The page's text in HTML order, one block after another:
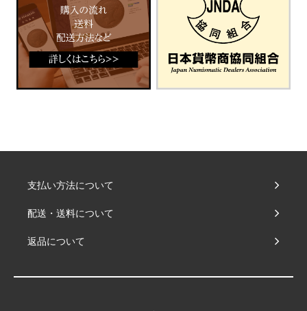
支払い方法について
配送・送料について
返品について